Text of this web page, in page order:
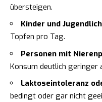
übersteigen.
Kinder und
Topfen pro Tag.
Personen mit
Konsum deutlich geringer
Laktoseintoleranz
bedingt oder gar nicht